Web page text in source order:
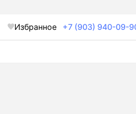
Избранное +7 (903) 940-09-